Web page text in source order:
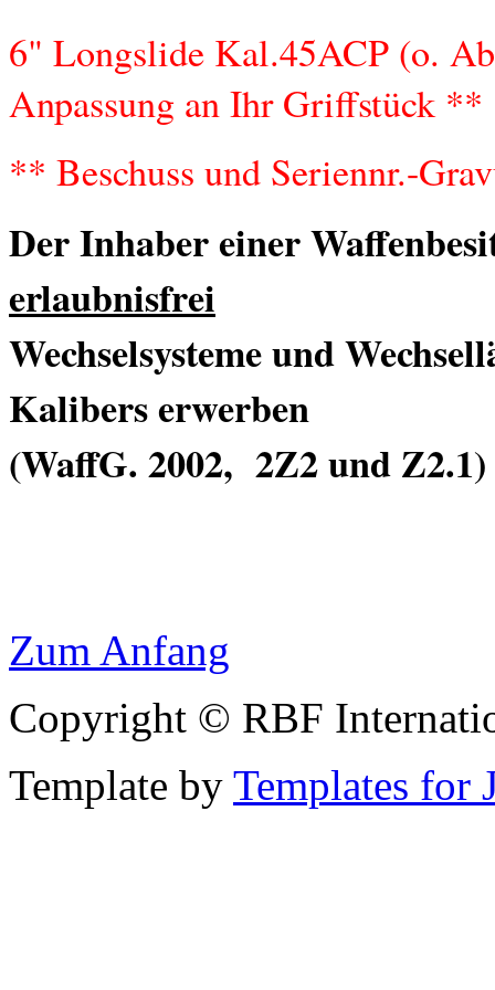
Spezial Glockmatchläufe Die hochpräzisen ALPHA WOLF Glock
in unserer Rubrik " Glock Tuning Teile"
mehr erfahren...
6" Longslide Kal.45ACP (o.
Anpassung an Ihr Griffstück **
** Beschuss und Seriennr.-
Der Inhaber einer
erlaubnisfrei
Wechselsysteme und
Kalibers erwerben
(WaffG. 2002, 2Z2 und Z2.1)
Zum Anfang
Copyright © RBF
Template by Templates for